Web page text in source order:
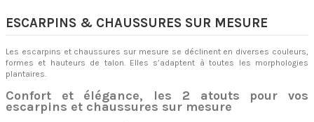
ESCARPINS & CHAUSSURES SUR MESURE
Les escarpins et chaussures sur mesure se déclinent en diverses couleurs,
formes et hauteurs de talon. Elles s’adaptent à toutes les morphologies
plantaires.
Confort et élégance, les 2 atouts pour vos
escarpins et chaussures sur mesure